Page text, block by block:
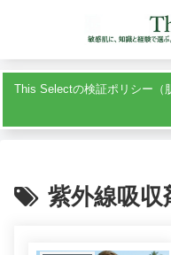
This Selectの検証ポリシー（
紫外線吸収